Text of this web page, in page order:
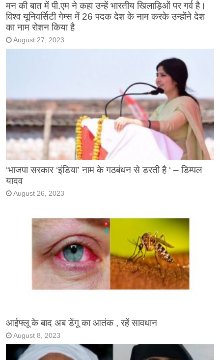
मन की बात में पी.एम ने कहा उन्हें भारतीय खिलाड़िओं पर गर्व है।
विश्व यूनिवर्सिटी गेम्स में 26 पदक देश के नाम करके उन्होंने देश
का नाम रोशन किया है
August 27, 2023
‘भाजपा सरकार ‘इंडिया’ नाम के गठबंधन से डरती है ‘ – डिम्पल
यादव
August 26, 2023
आईफ्लू के बाद अब डेंगू का आतंक , रहें सावधान
August 8, 2023